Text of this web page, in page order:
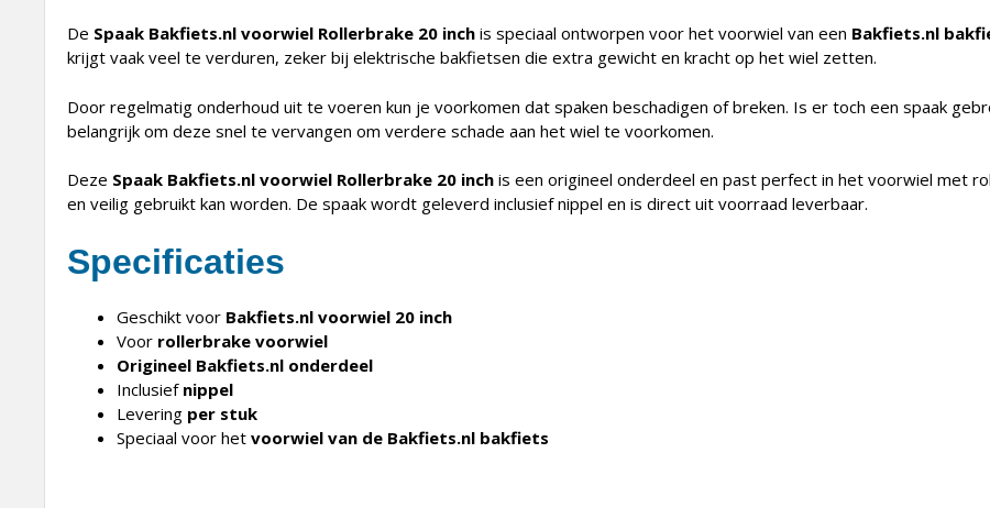
De Spaak Bakfiets.nl voorwiel Rollerbrake 20 inch is speciaal ontworpen voor het voorwiel van een Bakfiets.nl
krijgt vaak veel te verduren, zeker bij elektrische bakfietsen die extra gewicht en kracht op het wiel zetten.
Door regelmatig onderhoud uit te voeren kun je voorkomen dat spaken beschadigen of breken. Is er toch een spaak
belangrijk om deze snel te vervangen om verdere schade aan het wiel te voorkomen.
Deze Spaak Bakfiets.nl voorwiel Rollerbrake 20 inch is een origineel onderdeel en past perfect in het voorwiel met
en veilig gebruikt kan worden. De spaak wordt geleverd inclusief nippel en is direct uit voorraad leverbaar.
Specificaties
Geschikt voor Bakfiets.nl voorwiel 20 inch
Voor rollerbrake voorwiel
Origineel Bakfiets.nl onderdeel
Inclusief nippel
Levering per stuk
Speciaal voor het voorwiel van de Bakfiets.nl bakfiets